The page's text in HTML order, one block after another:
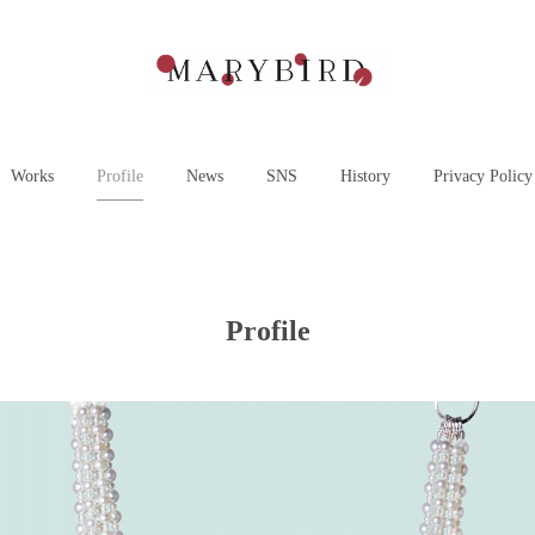
Works Profile News SNS History Privacy Policy
Profile